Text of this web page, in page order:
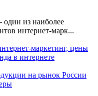
из наиболее
интернет-марк...
маркетинг, цены
в интернете
на рынок России